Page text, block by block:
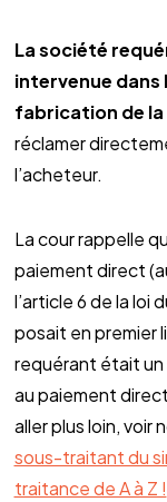
La société
intervenue dans
fabrication de la
réclamer
l’acheteur.
La cour rappelle
paiement direct
l’article 6 de la loi
posait en premier
requérant était un
au paiement
aller plus loin, voir
sous-traitant du
traitance de A à Z !